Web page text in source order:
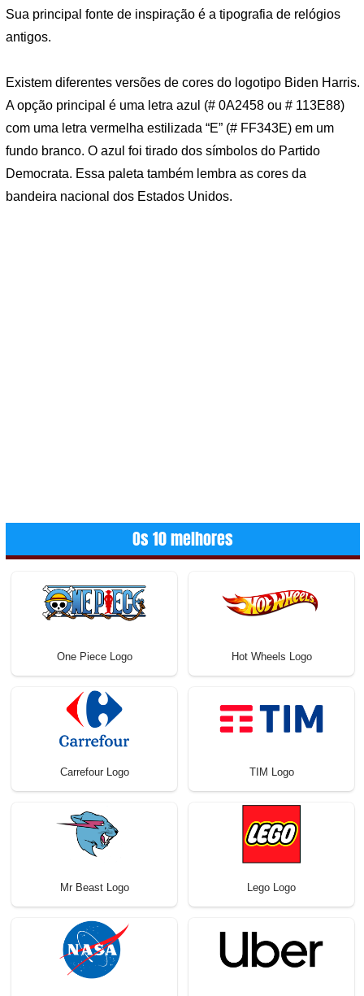
Sua principal fonte de inspiração é a tipografia de relógios
antigos.
Existem diferentes versões de cores do logotipo Biden Harris.
A opção principal é uma letra azul (# 0A2458 ou # 113E88)
com uma letra vermelha estilizada “E” (# FF343E) em um
fundo branco. O azul foi tirado dos símbolos do Partido
Democrata. Essa paleta também lembra as cores da
bandeira nacional dos Estados Unidos.
Os 10 melhores
One Piece Logo Hot Wheels Logo
Carrefour Logo TIM Logo
Mr Beast Logo Lego Logo